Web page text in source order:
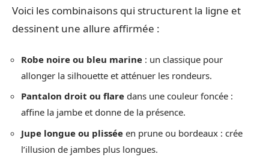
Voici les combinaisons qui structurent la ligne et
dessinent une allure affirmée :
Robe noire ou bleu marine : un classique pour
allonger la silhouette et atténuer les rondeurs.
Pantalon droit ou flare dans une couleur foncée :
affine la jambe et donne de la présence.
Jupe longue ou plissée en prune ou bordeaux : crée
l’illusion de jambes plus longues.